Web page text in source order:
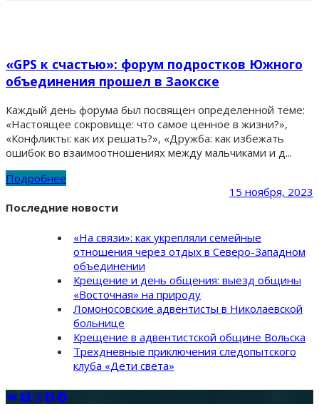
«GPS к счастью»: форум подростков Южного
объединения прошел в Заокске
Каждый день форума был посвящен определенной теме:
«Настоящее сокровище: что самое ценное в жизни?»,
«Конфликты: как их решать?», «Дружба: как избежать
ошибок во взаимоотношениях между мальчиками и д...
Подробнее
15 ноября, 2023
Последние новости
«На связи»: как укрепляли семейные
отношения через отдых в Северо-Западном
объединении
Крещение и день общения: выезд общины
«Восточная» на природу
Ломоносовские адвентисты в Николаевской
больнице
Крещение в адвентистской общине Вольска
Трехдневные приключения следопытского
клуба «Дети света»